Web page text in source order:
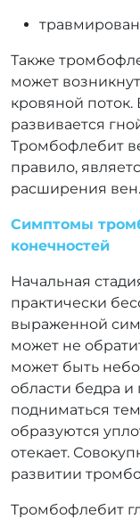
Также
может
кровяной поток.
развивается
Тромбофлебит
правило,
расширения вен.
Симптомы
конечностей
Начальная
практически
выраженной
может не
может быть
области бедра и
подниматься
образуются
отекает.
развитии
Тромбофлебит